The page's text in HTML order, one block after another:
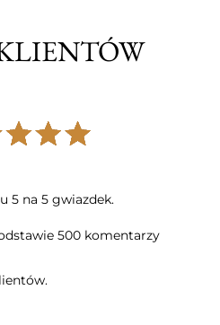
5 na 5 gwiazdek.
500 komentarzy